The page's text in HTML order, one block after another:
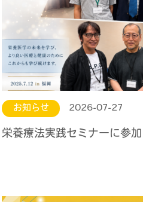
お知らせ 2026-07-27
栄養療法実践セミナーに参加